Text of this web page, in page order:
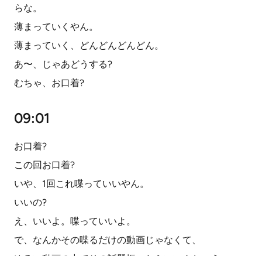
らな。
薄まっていくやん。
薄まっていく、どんどんどんどん。
あ〜、じゃあどうする?
むちゃ、お口着?
09:01
お口着?
この回お口着?
いや、1回これ喋っていいやん。
いいの?
え、いいよ。喋っていいよ。
で、なんかその喋るだけの動画じゃなくて、